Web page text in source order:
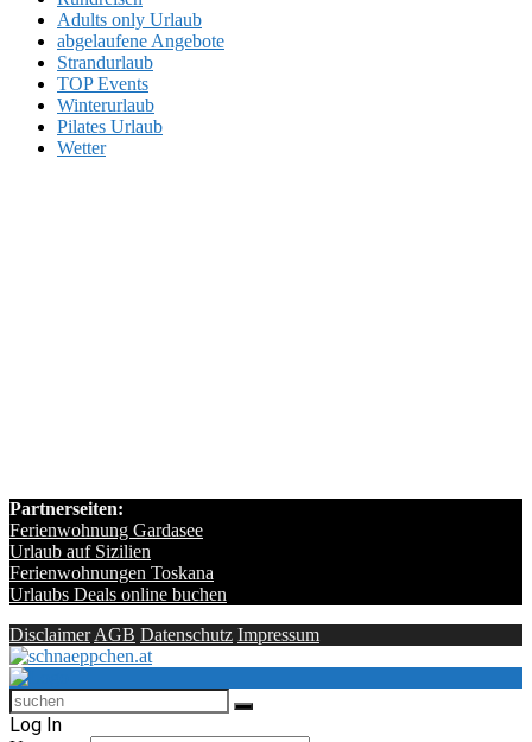
Adults only Urlaub
abgelaufene Angebote
Strandurlaub
TOP Events
Winterurlaub
Pilates Urlaub
Wetter
Partnerseiten:
Ferienwohnung Gardasee
Urlaub auf Sizilien
Ferienwohnungen Toskana
Urlaubs Deals online buchen
Disclaimer AGB Datenschutz Impressum
Log In